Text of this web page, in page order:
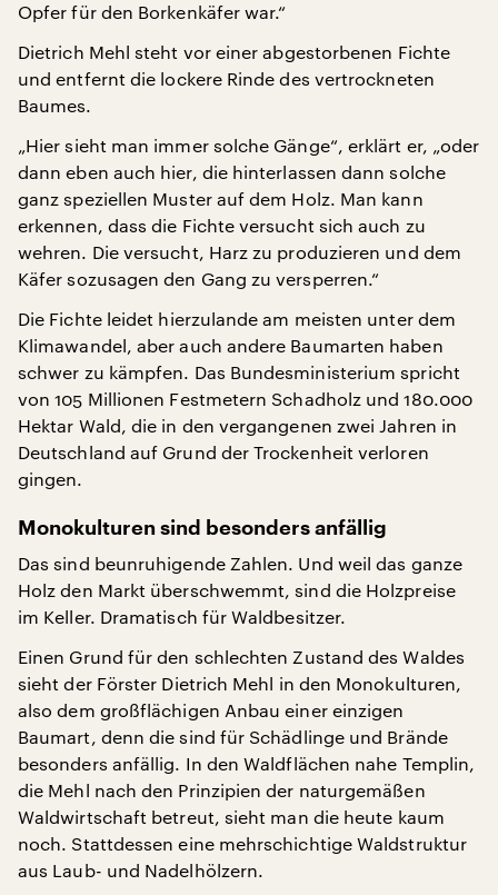
Opfer für den Borkenkäfer war.“
Dietrich Mehl steht vor einer abgestorbenen Fichte
und entfernt die lockere Rinde des vertrockneten
Baumes.
„Hier sieht man immer solche Gänge“, erklärt er, „oder
dann eben auch hier, die hinterlassen dann solche
ganz speziellen Muster auf dem Holz. Man kann
erkennen, dass die Fichte versucht sich auch zu
wehren. Die versucht, Harz zu produzieren und dem
Käfer sozusagen den Gang zu versperren.“
Die Fichte leidet hierzulande am meisten unter dem
Klimawandel, aber auch andere Baumarten haben
schwer zu kämpfen. Das Bundesministerium spricht
von 105 Millionen Festmetern Schadholz und 180.000
Hektar Wald, die in den vergangenen zwei Jahren in
Deutschland auf Grund der Trockenheit verloren
gingen.
Monokulturen sind besonders anfällig
Das sind beunruhigende Zahlen. Und weil das ganze
Holz den Markt überschwemmt, sind die Holzpreise
im Keller. Dramatisch für Waldbesitzer.
Einen Grund für den schlechten Zustand des Waldes
sieht der Förster Dietrich Mehl in den Monokulturen,
also dem großflächigen Anbau einer einzigen
Baumart, denn die sind für Schädlinge und Brände
besonders anfällig. In den Waldflächen nahe Templin,
die Mehl nach den Prinzipien der naturgemäßen
Waldwirtschaft betreut, sieht man die heute kaum
noch. Stattdessen eine mehrschichtige Waldstruktur
aus Laub- und Nadelhölzern.